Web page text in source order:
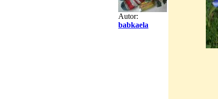
Autor:
babkaela